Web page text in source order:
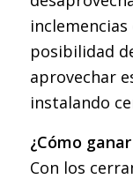
posibilidad
aprovechar
instalando
¿Cómo
Con los